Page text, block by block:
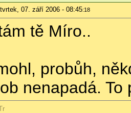
07. září 2006 - 08:45:18
tě Míro..
probůh,
nenapadá.